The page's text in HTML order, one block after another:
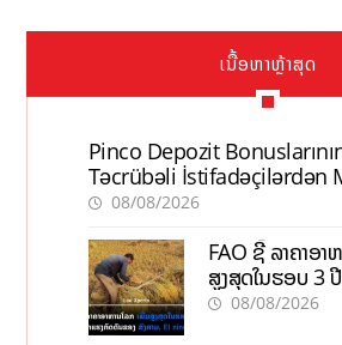
ເນື້ອຫາຫຼ້າສຸດ
Pinco Depozit
Təcrübəli İstifadəçilərdən
08/08/2026
FAO ຊີ້ ລາຄາອາ
ສູງສຸດໃນຮອບ 3
ກົດດັນຂອງສົງຄາມ
08/08/2026